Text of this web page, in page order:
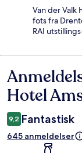
Van der Valk
fots fra
RAI
Hotel
9,2 Fantastisk
645 anmeldelser